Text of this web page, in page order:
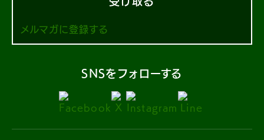
メルマガに登録する
SNSをフォローする